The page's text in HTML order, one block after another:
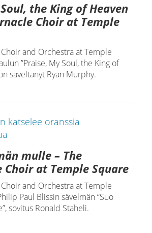
the King of Heaven
Choir at Temple
and Orchestra at Temple
”Praise, My Soul, the King of
säveltänyt Ryan Murphy.
mulle – The
Choir at Temple Square
and Orchestra at Temple
Paul Blissin sävelmän “Suo
sovitus Ronald Staheli.